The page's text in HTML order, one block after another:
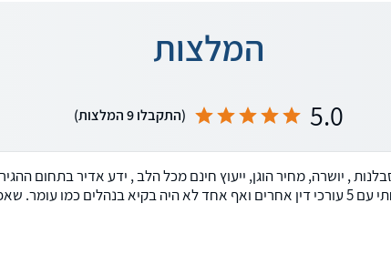
המלצות
5.0 (התקבלו 9 המלצות)
, יושרה, מחיר הוגן, ייעוץ חינם מכל הלב , ידע אדיר בתחום
כמו עומר. שאפו 😍